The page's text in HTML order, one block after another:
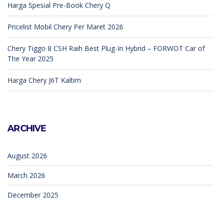
Harga Spesial Pre-Book Chery Q
Pricelist Mobil Chery Per Maret 2026
Chery Tiggo 8 CSH Raih Best Plug-In Hybrid – FORWOT Car of
The Year 2025
Harga Chery J6T Kaltim
ARCHIVE
August 2026
March 2026
December 2025